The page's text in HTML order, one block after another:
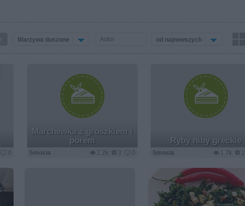
Warzywa duszone od najnowszych
0
Marchewka z groszkiem i
porem
2.2k 3 0
Smosia
Ryby niby greckie
1.7k 2
Smosia